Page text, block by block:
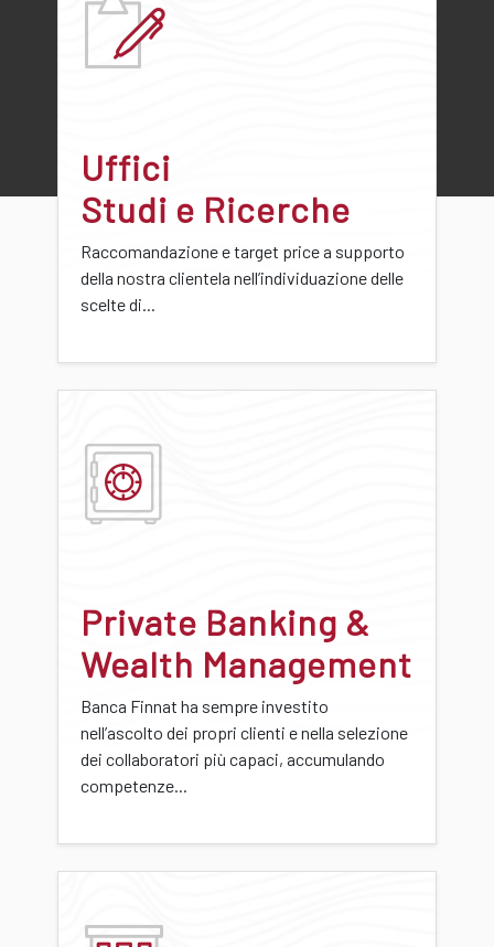
Uffici
Studi e Ricerche
Raccomandazione e target price a supporto
della nostra clientela nell’individuazione delle
scelte di...
Private Banking &
Wealth Management
Banca Finnat ha sempre investito
nell’ascolto dei propri clienti e nella selezione
dei collaboratori più capaci, accumulando
competenze...